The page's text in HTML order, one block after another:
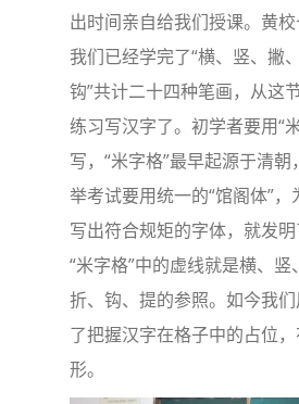
出时间亲自给我们授课。黄
我们已经学完了“横、竖、撇
钩”共计二十四种笔画，从这
练习写汉字了。初学者要用“
写，“米字格”最早起源于清
举考试要用统一的“馆阁体”
写出符合规矩的字体，就发明
“米字格”中的虚线就是横、竖
折、钩、提的参照。如今我们
了把握汉字在格子中的占位
形。